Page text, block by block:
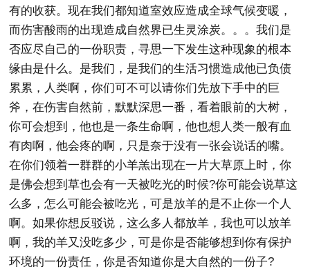
有的收获。现在我们都知道室效应造成全球气候变暖，
而伤害酸雨的出现造成自然界已生灵涂炭。。。我们是
否应尽自己的一份职责，寻思一下发生这种现象的根本
缘由是什么。是我们，是我们的生活习惯造成他已负债
累累，人类啊，你们可不可以请你们先放下手中的巨
斧，在伤害自然前，默默深思一番，看着眼前的大树，
你可会想到，他也是一条生命啊，他也想人类一般有血
有肉啊，他会疼的啊，只是奈于没有一张会说话的嘴。
在你们领着一群群的小羊羔出现在一片大草原上时，你
是佛会想到草也会有一天被吃光的时候?你可能会说草这
么多，怎么可能会被吃光，可是放羊的是不止你一个人
啊。如果你想反驳说，这么多人都放羊，我也可以放羊
啊，我的羊又没吃多少，可是你是否能够想到你有保护
环境的一份责任，你是否知道你是大自然的一份子?